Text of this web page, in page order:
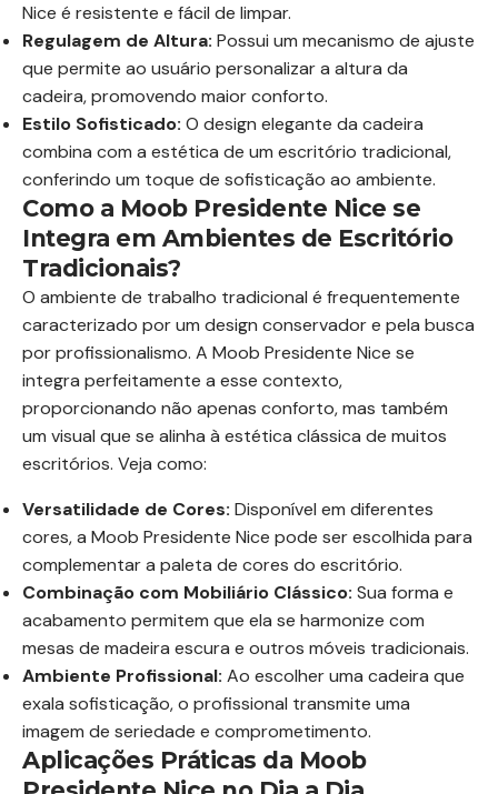
Nice é resistente e fácil de limpar.
Regulagem de Altura: Possui um mecanismo de ajuste
que permite ao usuário personalizar a altura da
cadeira, promovendo maior conforto.
Estilo Sofisticado: O design elegante da cadeira
combina com a estética de um escritório tradicional,
conferindo um toque de sofisticação ao ambiente.
Como a Moob Presidente Nice se
Integra em Ambientes de Escritório
Tradicionais?
O ambiente de trabalho tradicional é frequentemente
caracterizado por um design conservador e pela busca
por profissionalismo. A Moob Presidente Nice se
integra perfeitamente a esse contexto,
proporcionando não apenas conforto, mas também
um visual que se alinha à estética clássica de muitos
escritórios. Veja como:
Versatilidade de Cores: Disponível em diferentes
cores, a Moob Presidente Nice pode ser escolhida para
complementar a paleta de cores do escritório.
Combinação com Mobiliário Clássico: Sua forma e
acabamento permitem que ela se harmonize com
mesas de madeira escura e outros móveis tradicionais.
Ambiente Profissional: Ao escolher uma cadeira que
exala sofisticação, o profissional transmite uma
imagem de seriedade e comprometimento.
Aplicações Práticas da Moob